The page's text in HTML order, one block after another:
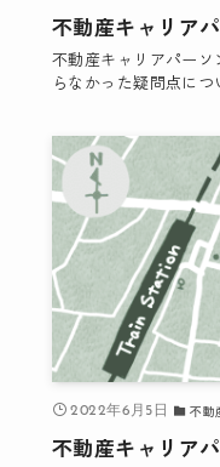
不動産キャリア
不動産キャリアパー
らなかった疑問点につ
不動産キャリア
2022年6月5日 不動